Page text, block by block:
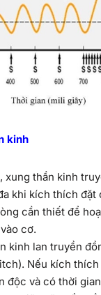
kinh
thần kinh
khi kích thích đặt
cần thiết để
cơ.
kinh lan truyền
Nếu kích
và có thời